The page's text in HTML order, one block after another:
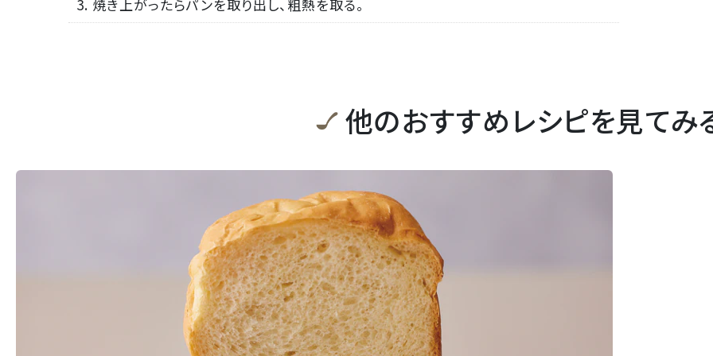
3. 焼き上がったらパンを取り出し、粗熱を取る。
他のおすすめレシピを見てみ